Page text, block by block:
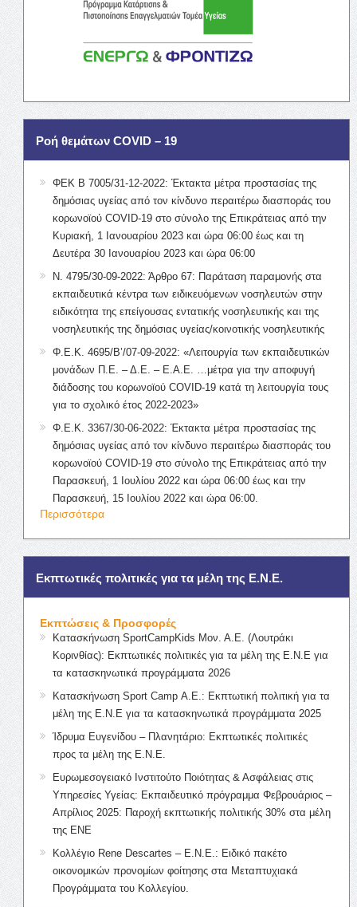
Ροή θεμάτων COVID – 19
ΦΕΚ Β 7005/31-12-2022: Έκτακτα μέτρα προστασίας της
δημόσιας υγείας από τον κίνδυνο περαιτέρω διασποράς του
κορωνοϊού COVID-19 στο σύνολο της Επικράτειας από την
Κυριακή, 1 Ιανουαρίου 2023 και ώρα 06:00 έως και τη
Δευτέρα 30 Ιανουαρίου 2023 και ώρα 06:00
Ν. 4795/30-09-2022: Άρθρο 67: Παράταση παραμονής στα
εκπαιδευτικά κέντρα των ειδικευόμενων νοσηλευτών στην
ειδικότητα της επείγουσας εντατικής νοσηλευτικής και της
νοσηλευτικής της δημόσιας υγείας/κοινοτικής νοσηλευτικής
Φ.Ε.Κ. 4695/Β’/07-09-2022: «Λειτουργία των εκπαιδευτικών
μονάδων Π.Ε. – Δ.Ε. – Ε.Α.Ε. …μέτρα για την αποφυγή
διάδοσης του κορωνοϊού COVID-19 κατά τη λειτουργία τους
για το σχολικό έτος 2022-2023»
Φ.Ε.Κ. 3367/30-06-2022: Έκτακτα μέτρα προστασίας της
δημόσιας υγείας από τον κίνδυνο περαιτέρω διασποράς του
κορωνοϊού COVID-19 στο σύνολο της Επικράτειας από την
Παρασκευή, 1 Ιουλίου 2022 και ώρα 06:00 έως και την
Παρασκευή, 15 Ιουλίου 2022 και ώρα 06:00.
Περισσότερα
Εκπτωτικές πολιτικές για τα μέλη της Ε.Ν.Ε.
Εκπτώσεις & Προσφορές
Κατασκήνωση SportCampKids Μον. Α.Ε. (Λουτράκι
Κορινθίας): Εκπτωτικές πολιτικές για τα μέλη της Ε.Ν.Ε για
τα κατασκηνωτικά προγράμματα 2026
Κατασκήνωση Sport Camp Α.Ε.: Εκπτωτική πολιτική για τα
μέλη της Ε.Ν.Ε για τα κατασκηνωτικά προγράμματα 2025
Ίδρυμα Ευγενίδου – Πλανητάριο: Εκπτωτικές πολιτικές
προς τα μέλη της Ε.Ν.Ε.
Ευρωμεσογειακό Ινστιτούτο Ποιότητας & Ασφάλειας στις
Υπηρεσίες Υγείας: Εκπαιδευτικό πρόγραμμα Φεβρουάριος –
Απρίλιος 2025: Παροχή εκπτωτικής πολιτικής 30% στα μέλη
της ΕΝΕ
Κολλέγιο Rene Descartes – Ε.Ν.Ε.: Ειδικό πακέτο
οικονομικών προνομίων φοίτησης στα Μεταπτυχιακά
Προγράμματα του Κολλεγίου.